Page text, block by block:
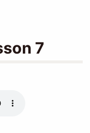
7